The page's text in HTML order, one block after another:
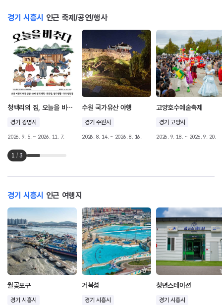
경기 시흥시 인근 축제/공연/행사
청백리의 집, 오늘을 비추다
경기 광명시
2026. 9. 5. ~ 2026. 11. 7.
수원 국가유산 야행
경기 수원시
2026. 8. 14. ~ 2026. 8. 16.
고양호수예술축제
경기 고양시
2026. 9. 18. ~ 2026. 9. 20.
1 / 3
경기 시흥시 인근 여행지
월곶포구
경기 시흥시
거북섬
경기 시흥시
청년스테이션
경기 시흥시